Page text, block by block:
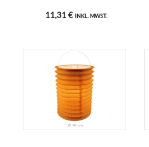
11,31 € INKL. MWST.